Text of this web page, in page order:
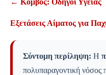
Εξετάσεις Αίματος για
Σύντομη περίληψη: Η
πολυπαραγοντική νόσος